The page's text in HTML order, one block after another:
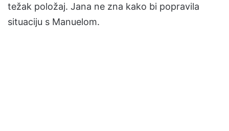
težak položaj. Jana ne zna kako bi popravila
situaciju s Manuelom.